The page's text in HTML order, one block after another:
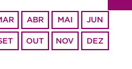
ABR MAI JUN
OUT NOV DEZ